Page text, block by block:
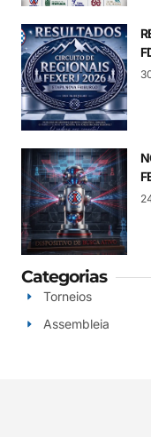
Categorias
Torneios
Assembleia